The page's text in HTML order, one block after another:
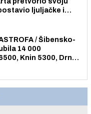
ljuljačke i
/ Šibensko-
14 000
Knin 5300, Drniš